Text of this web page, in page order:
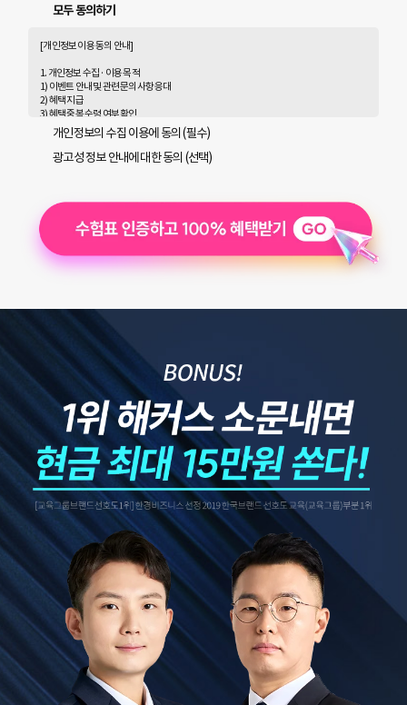
모두 동의하기
[개인정보 이용 동의 안내]
1. 개인정보 수집 · 이용 목적
1) 이벤트 안내 및 관련 문의사항 응대
2) 혜택 지급
3) 혜택 중복 수령 여부 확인
4) 광고성 정보 수신에 별도 동의한 자에 한하여 해커스 감정평가사를 비롯한 해커스 교육그
룹의 새로운 서비스 신상품이나 이벤트, 최신 정보 안내 등 회원님의 취향에 맞는 최적의 서비
스를 제공하기 위함
(해커스교육그룹: 해커스 어학원, 해커스인강, 해커스프랩, 해커스톡, 해커스중국어, 해커
2. 개인정보 수집·이용 항목: 이름, 휴대폰번호, 이메일
3. 개인정보 보유/이용 기간:
수집한 개인정보는 회원 탈퇴 시까지 보관합니다. 단, 이벤트 참
여일로부터 2년 이내 회원 탈퇴한 경우에는 참여일로부터 2년 동안 보관 후 파기합니다.
개인정보의 수집 이용에 동의 (필수)
광고성 정보 안내에 대한 동의 (선택)